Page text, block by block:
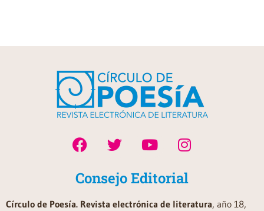
Consejo Editorial
Círculo de Poesía. Revista electrónica de literatura, año 18,